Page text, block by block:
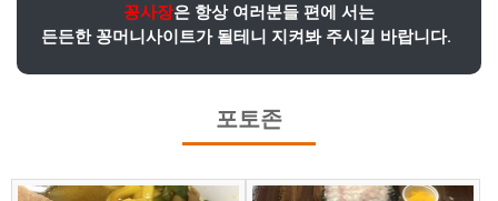
꽁사장은 항상 여러분들 편에 서는
든든한 꽁머니사이트가 될테니 지켜봐 주시길 바랍니다.
포토존